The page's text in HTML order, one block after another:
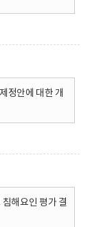
정안에 대한 개
해요인 평가 결